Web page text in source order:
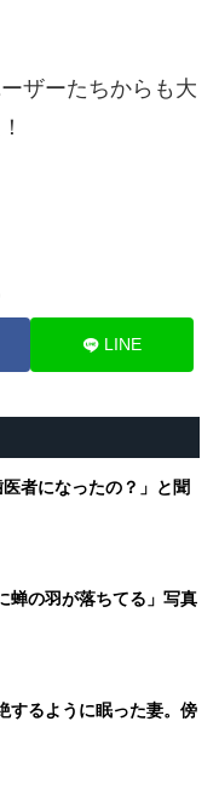
ザーたちからも大
LINE
者になったの？」と聞
蝉の羽が落ちてる」写真
するように眠った妻。傍